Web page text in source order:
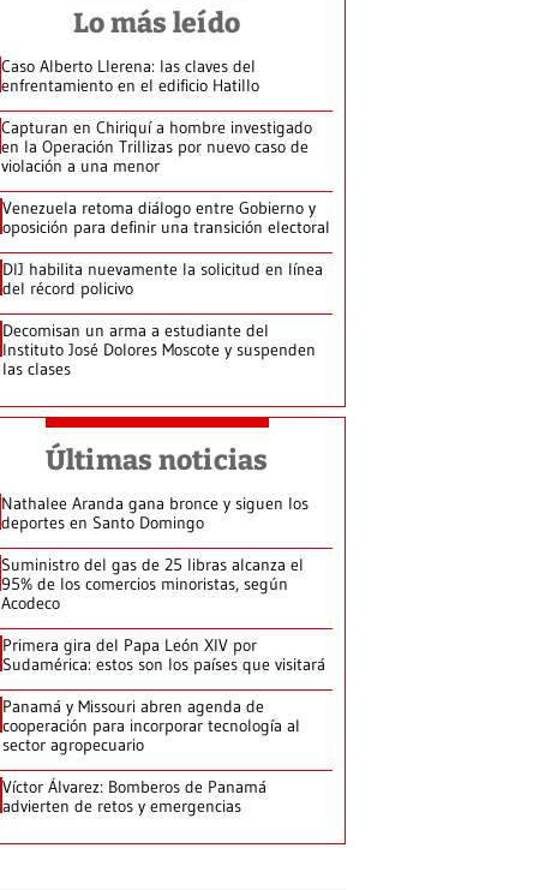
Lo más leído
Caso Alberto Llerena: las claves del
enfrentamiento en el edificio Hatillo
Capturan en Chiriquí a hombre investigado
en la Operación Trillizas por nuevo caso de
violación a una menor
Venezuela retoma diálogo entre Gobierno y
oposición para definir una transición electoral
DIJ habilita nuevamente la solicitud en línea
del récord policivo
Decomisan un arma a estudiante del
Instituto José Dolores Moscote y suspenden
las clases
Últimas noticias
Nathalee Aranda gana bronce y siguen los
deportes en Santo Domingo
Suministro del gas de 25 libras alcanza el
95% de los comercios minoristas, según
Acodeco
Primera gira del Papa León XIV por
Sudamérica: estos son los países que visitará
Panamá y Missouri abren agenda de
cooperación para incorporar tecnología al
sector agropecuario
Víctor Álvarez: Bomberos de Panamá
advierten de retos y emergencias